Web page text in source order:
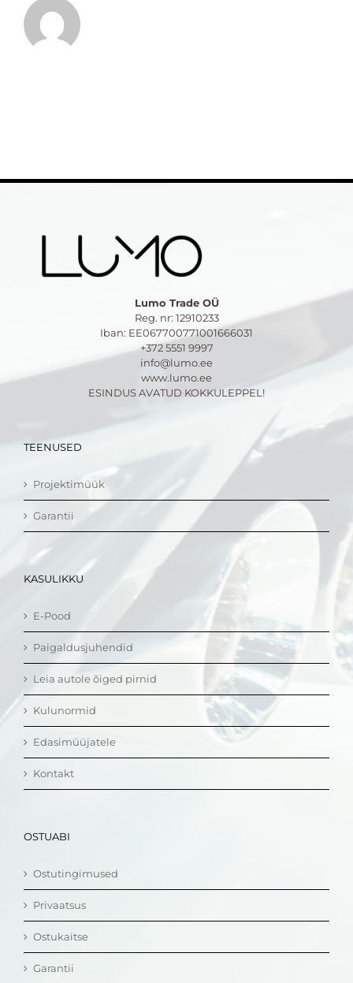
Lumo Trade OÜ
Reg. nr: 12910233
Iban: EE067700771001666031
+372 5551 9997
info@lumo.ee
www.lumo.ee
ESINDUS AVATUD KOKKULEPPEL!
TEENUSED
Projektimüük
Garantii
KASULIKKU
E-Pood
Paigaldusjuhendid
Leia autole õiged pirnid
Kulunormid
Edasimüüjatele
Kontakt
OSTUABI
Ostutingimused
Privaatsus
Ostukaitse
Garantii